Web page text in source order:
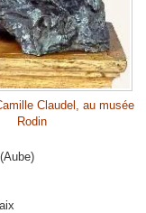
Claudel, au musée
Rodin